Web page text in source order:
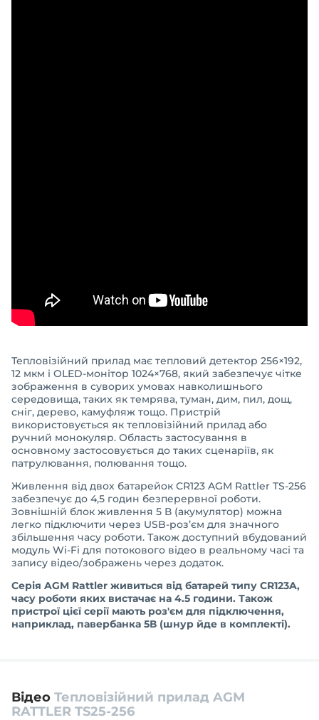
Тепловізійний прилад має тепловий детектор 256×192,
12 мкм і OLED-монітор 1024×768, який забезпечує чітке
зображення в суворих умовах навколишнього
середовища, таких як темрява, туман, дим, пил, дощ,
сніг, дерево, камуфляж тощо. Пристрій
використовується як тепловізійний прилад або
ручний монокуляр. Область застосування в
основному застосовується до таких сценаріїв, як
патрулювання, полювання тощо.
Живлення від двох батарейок CR123 AGM Rattler TS-256
забезпечує до 4,5 годин безперервної роботи.
Зовнішній блок живлення 5 В (акумулятор) можна
легко підключити через USB-роз’єм для значного
збільшення часу роботи. Також доступний вбудований
модуль Wi-Fi для потокового відео в реальному часі та
запису відео/зображень через додаток.
Серія AGM Rattler живиться від батарей типу CR123A,
часу роботи яких вистачає на 4.5 години. Також
пристрої цієї серії мають роз'єм для підключення,
наприклад, павербанка 5В (шнур йде в комплекті).
Відео Тепловізійний прилад AGM
RATTLER TS25-256